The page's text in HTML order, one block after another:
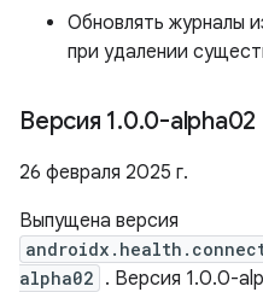
Обновлять журналы
при удалении
Версия 1.0.0-alpha02
26 февраля 2025 г.
Выпущена версия
alpha02 . Версия 1.0.0-